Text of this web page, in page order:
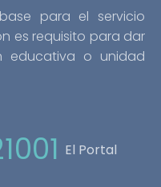
para el servicio
es requisito para dar
educativa o unidad
El Portal